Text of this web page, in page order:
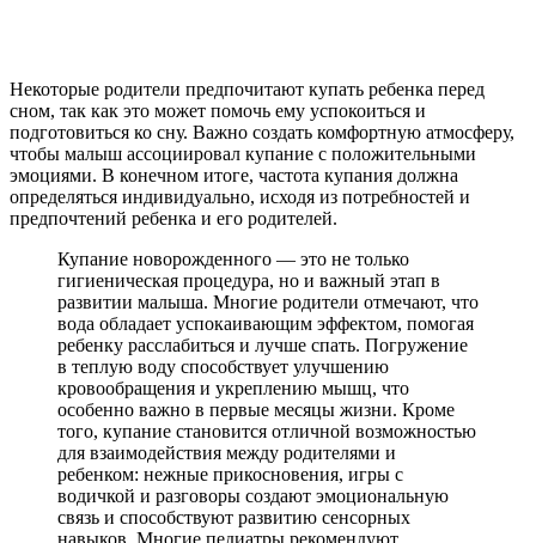
Некоторые родители предпочитают купать ребенка перед
сном, так как это может помочь ему успокоиться и
подготовиться ко сну. Важно создать комфортную атмосферу,
чтобы малыш ассоциировал купание с положительными
эмоциями. В конечном итоге, частота купания должна
определяться индивидуально, исходя из потребностей и
предпочтений ребенка и его родителей.
Купание новорожденного — это не только
гигиеническая процедура, но и важный этап в
развитии малыша. Многие родители отмечают, что
вода обладает успокаивающим эффектом, помогая
ребенку расслабиться и лучше спать. Погружение
в теплую воду способствует улучшению
кровообращения и укреплению мышц, что
особенно важно в первые месяцы жизни. Кроме
того, купание становится отличной возможностью
для взаимодействия между родителями и
ребенком: нежные прикосновения, игры с
водичкой и разговоры создают эмоциональную
связь и способствуют развитию сенсорных
навыков. Многие педиатры рекомендуют